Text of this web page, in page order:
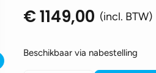
€1149,00 (incl. BTW)
Beschikbaar via nabestelling